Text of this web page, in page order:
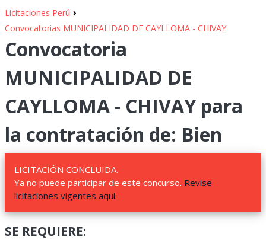
Licitaciones Perú ›
Convocatorias MUNICIPALIDAD DE CAYLLOMA - CHIVAY
Convocatoria
MUNICIPALIDAD DE
CAYLLOMA - CHIVAY para
la contratación de: Bien
LICITACIÓN CONCLUIDA.
Ya no puede participar de este concurso. Revise
licitaciones vigentes aquí
SE REQUIERE: